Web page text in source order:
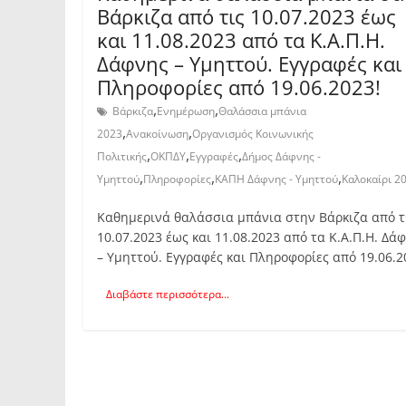
Βάρκιζα από τις 10.07.2023 έως
και 11.08.2023 από τα Κ.Α.Π.Η.
Δάφνης – Υμηττού. Εγγραφές και
Πληροφορίες από 19.06.2023!
Βάρκιζα,Ενημέρωση,Θαλάσσια μπάνια
2023,Ανακοίνωση,Οργανισμός Κοινωνικής
Πολιτικής,ΟΚΠΔΥ,Εγγραφές,Δήμος Δάφνης -
Υμηττού,Πληροφορίες,ΚΑΠΗ Δάφνης - Υμηττού,Καλοκαίρι
Καθημερινά θαλάσσια μπάνια στην Βάρκιζα από
10.07.2023 έως και 11.08.2023 από τα Κ.Α.Π.Η.
– Υμηττού. Εγγραφές και Πληροφορίες από
Διαβάστε περισσότερα...